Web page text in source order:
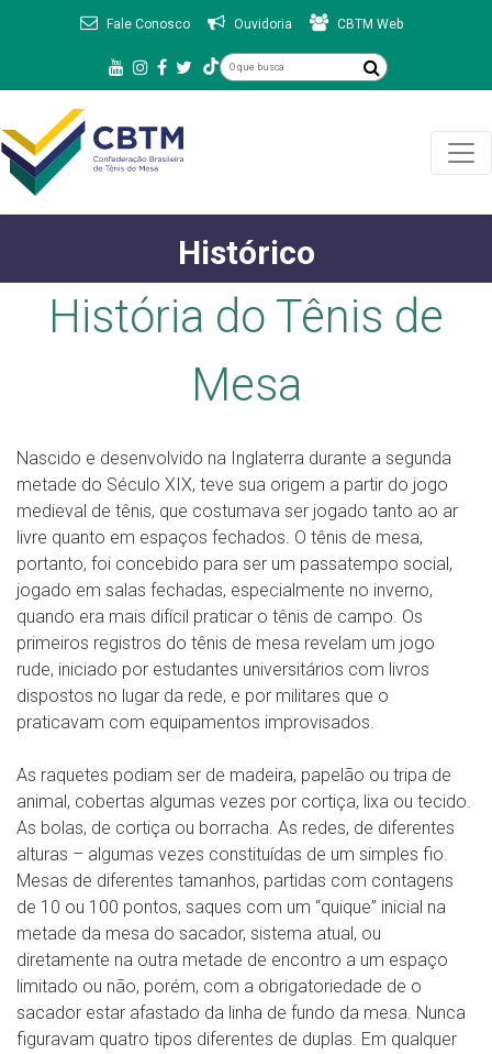
Fale Conosco Ouvidoria CBTM Web
Histórico
História do Tênis de
Mesa
Nascido e desenvolvido na Inglaterra durante a segunda
metade do Século XIX, teve sua origem a partir do jogo
medieval de tênis, que costumava ser jogado tanto ao ar
livre quanto em espaços fechados. O tênis de mesa,
portanto, foi concebido para ser um passatempo social,
jogado em salas fechadas, especialmente no inverno,
quando era mais difícil praticar o tênis de campo. Os
primeiros registros do tênis de mesa revelam um jogo
rude, iniciado por estudantes universitários com livros
dispostos no lugar da rede, e por militares que o
praticavam com equipamentos improvisados.
As raquetes podiam ser de madeira, papelão ou tripa de
animal, cobertas algumas vezes por cortiça, lixa ou tecido.
As bolas, de cortiça ou borracha. As redes, de diferentes
alturas – algumas vezes constituídas de um simples fio.
Mesas de diferentes tamanhos, partidas com contagens
de 10 ou 100 pontos, saques com um “quique” inicial na
metade da mesa do sacador, sistema atual, ou
diretamente na outra metade de encontro a um espaço
limitado ou não, porém, com a obrigatoriedade de o
sacador estar afastado da linha de fundo da mesa. Nunca
figuravam quatro tipos diferentes de duplas. Em qualquer